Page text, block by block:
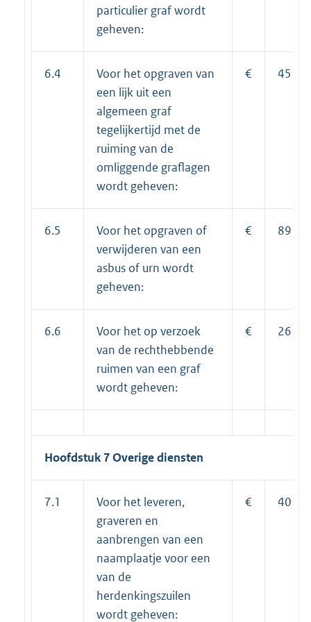
particulier graf wordt
geheven:
6.4
Voor het opgraven van
een lijk uit een
algemeen graf
tegelijkertijd met de
ruiming van de
omliggende graflagen
wordt geheven:
€
6.5
Voor het opgraven of
verwijderen van een
asbus of urn wordt
geheven:
€ 89,00
6.6
Voor het op verzoek
van de rechthebbende
ruimen van een graf
wordt geheven:
€
Hoofdstuk 7 Overige diensten
7.1
Voor het leveren,
graveren en
aanbrengen van een
naamplaatje voor een
van de
herdenkingszuilen
wordt geheven:
€ 40,00